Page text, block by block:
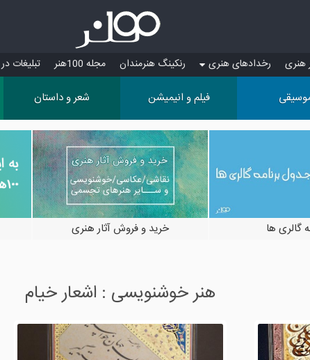
هنری رخدادهای هنری رنکینگ هنرمندان مجله 100هنر تبلیغات در 100هنر
فیلم و انیمیشن شعر و داستان
خرید و فروش آثار هنری گالری ها
هنر خوشنویسی : اشعار خیام